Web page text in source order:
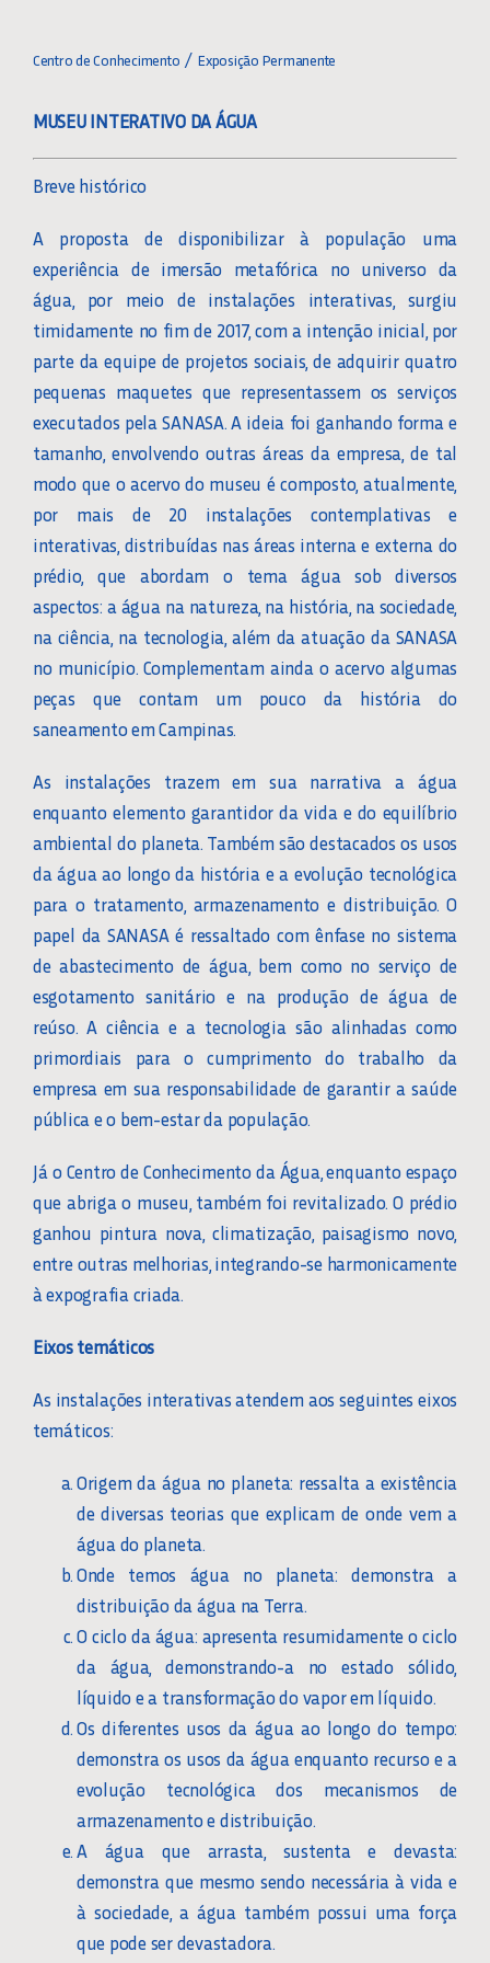
Toggle
Navigation
HOME
EXPOSIÇÃO PERMANENTE
REGRAS E RECOMENDAÇŐES
AGENDAMENTO
PALAVRAS DO CURADOR
COMO CHEGAR
GALERIA DE FOTOS
CONTATO
Centro de Conhecimento Exposição Permanente
MUSEU INTERATIVO DA ÁGUA
Breve histórico
A proposta de disponibilizar à população uma
experiência de imersão metafórica no universo da
água, por meio de instalações interativas, surgiu
timidamente no fim de 2017, com a intenção inicial, por
parte da equipe de projetos sociais, de adquirir quatro
pequenas maquetes que representassem os serviços
executados pela SANASA. A ideia foi ganhando forma e
tamanho, envolvendo outras áreas da empresa, de tal
modo que o acervo do museu é composto, atualmente,
por mais de 20 instalações contemplativas e
interativas, distribuídas nas áreas interna e externa do
prédio, que abordam o tema água sob diversos
aspectos: a água na natureza, na história, na sociedade,
na ciência, na tecnologia, além da atuação da SANASA
no município. Complementam ainda o acervo algumas
peças que contam um pouco da história do
saneamento em Campinas.
As instalações trazem em sua narrativa a água
enquanto elemento garantidor da vida e do equilíbrio
ambiental do planeta. Também são destacados os usos
da água ao longo da história e a evolução tecnológica
para o tratamento, armazenamento e distribuição. O
papel da SANASA é ressaltado com ênfase no sistema
de abastecimento de água, bem como no serviço de
esgotamento sanitário e na produção de água de
reúso. A ciência e a tecnologia são alinhadas como
primordiais para o cumprimento do trabalho da
empresa em sua responsabilidade de garantir a saúde
pública e o bem-estar da população.
Já o Centro de Conhecimento da Água, enquanto espaço
que abriga o museu, também foi revitalizado. O prédio
ganhou pintura nova, climatização, paisagismo novo,
entre outras melhorias, integrando-se harmonicamente
à expografia criada.
Eixos temáticos
As instalações interativas atendem aos seguintes eixos
temáticos:
Origem da água no planeta: ressalta a existência
de diversas teorias que explicam de onde vem a
água do planeta.
Onde temos água no planeta: demonstra a
distribuição da água na Terra.
O ciclo da água: apresenta resumidamente o ciclo
da água, demonstrando-a no estado sólido,
líquido e a transformação do vapor em líquido.
Os diferentes usos da água ao longo do tempo:
demonstra os usos da água enquanto recurso e a
evolução tecnológica dos mecanismos de
armazenamento e distribuição.
A água que arrasta, sustenta e devasta:
demonstra que mesmo sendo necessária à vida e
à sociedade, a água também possui uma força
que pode ser devastadora.